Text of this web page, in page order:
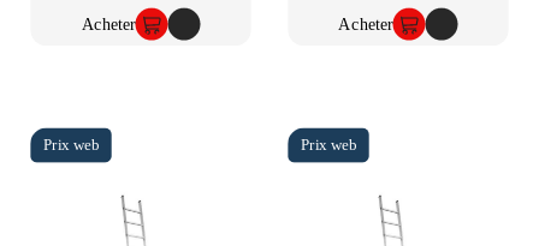
Acheter Acheter